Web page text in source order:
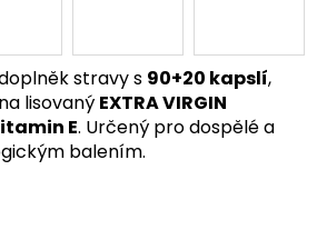
stravy s 90+20 kapslí,
lisovaný EXTRA VIRGIN
E. Určený pro dospělé a
balením.